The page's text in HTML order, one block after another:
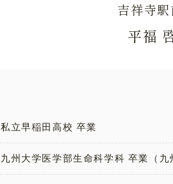
吉祥寺
平福
私立早稲田高校 卒業
九州大学医学部生命科学科 卒業（